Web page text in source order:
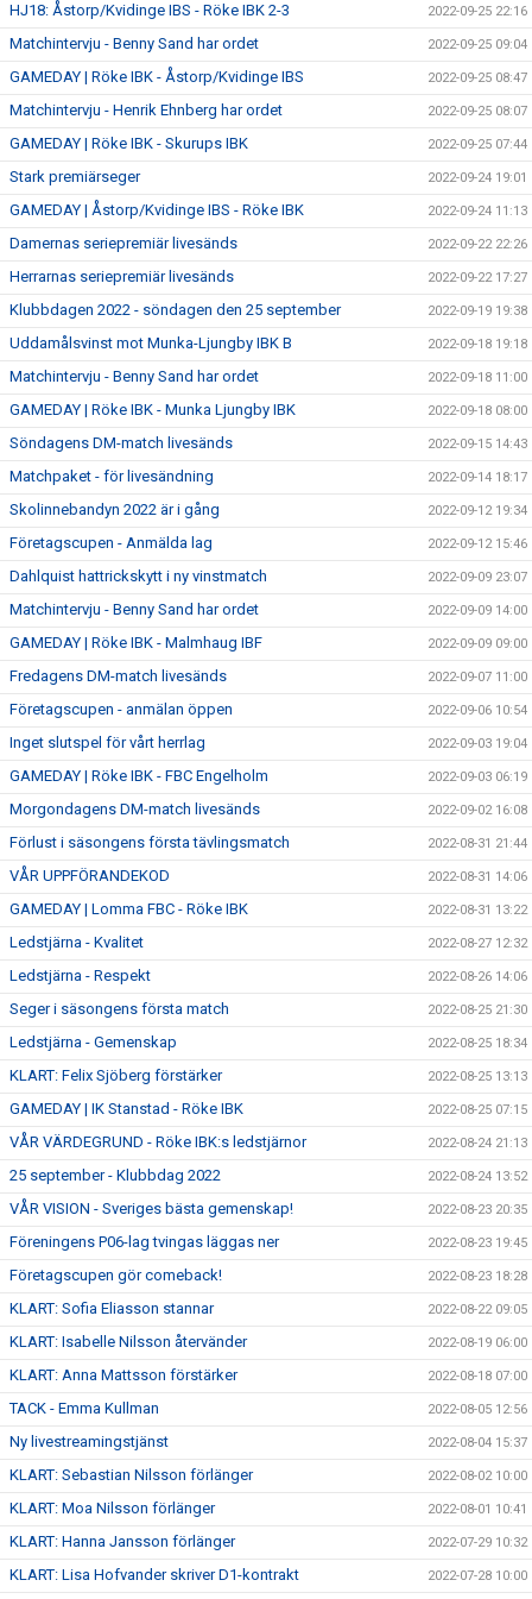
HJ18: Åstorp/Kvidinge IBS - Röke IBK 2-3 2022-09-25 22:16
Matchintervju - Benny Sand har ordet 2022-09-25 09:04
GAMEDAY | Röke IBK - Åstorp/Kvidinge IBS 2022-09-25 08:47
Matchintervju - Henrik Ehnberg har ordet 2022-09-25 08:07
GAMEDAY | Röke IBK - Skurups IBK 2022-09-25 07:44
Stark premiärseger 2022-09-24 19:01
GAMEDAY | Åstorp/Kvidinge IBS - Röke IBK 2022-09-24 11:13
Damernas seriepremiär livesänds 2022-09-22 22:26
Herrarnas seriepremiär livesänds 2022-09-22 17:27
Klubbdagen 2022 - söndagen den 25 september 2022-09-19 19:38
Uddamålsvinst mot Munka-Ljungby IBK B 2022-09-18 19:18
Matchintervju - Benny Sand har ordet 2022-09-18 11:00
GAMEDAY | Röke IBK - Munka Ljungby IBK 2022-09-18 08:00
Söndagens DM-match livesänds 2022-09-15 14:43
Matchpaket - för livesändning 2022-09-14 18:17
Skolinnebandyn 2022 är i gång 2022-09-12 19:34
Företagscupen - Anmälda lag 2022-09-12 15:46
Dahlquist hattrickskytt i ny vinstmatch 2022-09-09 23:07
Matchintervju - Benny Sand har ordet 2022-09-09 14:00
GAMEDAY | Röke IBK - Malmhaug IBF 2022-09-09 09:00
Fredagens DM-match livesänds 2022-09-07 11:00
Företagscupen - anmälan öppen 2022-09-06 10:54
Inget slutspel för vårt herrlag 2022-09-03 19:04
GAMEDAY | Röke IBK - FBC Engelholm 2022-09-03 06:19
Morgondagens DM-match livesänds 2022-09-02 16:08
Förlust i säsongens första tävlingsmatch 2022-08-31 21:44
VÅR UPPFÖRANDEKOD 2022-08-31 14:06
GAMEDAY | Lomma FBC - Röke IBK 2022-08-31 13:22
Ledstjärna - Kvalitet 2022-08-27 12:32
Ledstjärna - Respekt 2022-08-26 14:06
Seger i säsongens första match 2022-08-25 21:30
Ledstjärna - Gemenskap 2022-08-25 18:34
KLART: Felix Sjöberg förstärker 2022-08-25 13:13
GAMEDAY | IK Stanstad - Röke IBK 2022-08-25 07:15
VÅR VÄRDEGRUND - Röke IBK:s ledstjärnor 2022-08-24 21:13
25 september - Klubbdag 2022 2022-08-24 13:52
VÅR VISION - Sveriges bästa gemenskap! 2022-08-23 20:35
Föreningens P06-lag tvingas läggas ner 2022-08-23 19:45
Företagscupen gör comeback! 2022-08-23 18:28
KLART: Sofia Eliasson stannar 2022-08-22 09:05
KLART: Isabelle Nilsson återvänder 2022-08-19 06:00
KLART: Anna Mattsson förstärker 2022-08-18 07:00
TACK - Emma Kullman 2022-08-05 12:56
Ny livestreamingstjänst 2022-08-04 15:37
KLART: Sebastian Nilsson förlänger 2022-08-02 10:00
KLART: Moa Nilsson förlänger 2022-08-01 10:41
KLART: Hanna Jansson förlänger 2022-07-29 10:32
KLART: Lisa Hofvander skriver D1-kontrakt 2022-07-28 10:00